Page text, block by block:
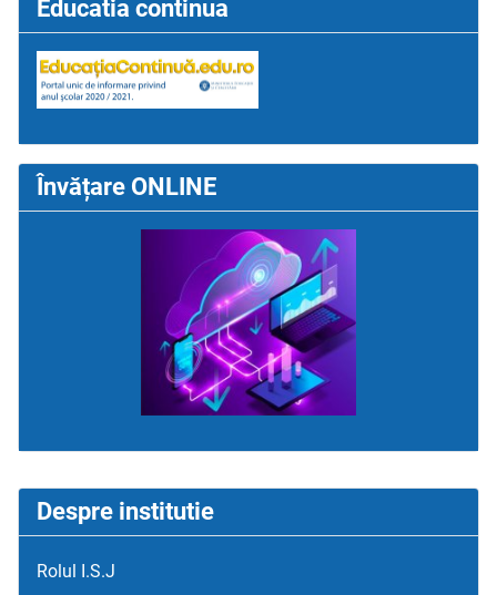
Despre institutie
Rolul I.S.J
Educatia continua
Învățare ONLINE